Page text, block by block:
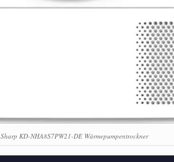
Sharp KD-NHA8S7PW21-DE Wärmepumpentrockner